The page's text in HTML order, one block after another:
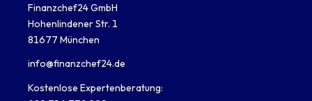
Finanzchef24 GmbH
Hohenlindener Str. 1
81677 München
info@finanzchef24.de
Kostenlose Expertenberatung: